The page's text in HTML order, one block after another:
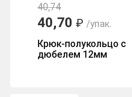
40,74
40,70 ₽ /упак.
Крюк-полукольцо с
дюбелем 12мм